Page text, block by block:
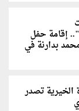
إقامة حفل
بدارنة في
الخيرية تصدر